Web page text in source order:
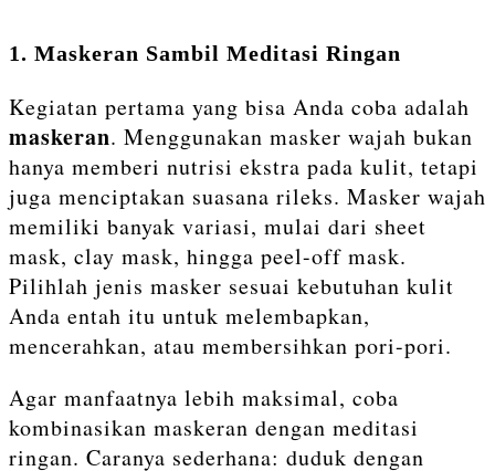
1. Maskeran Sambil Meditasi Ringan
Kegiatan pertama yang bisa Anda coba adalah
maskeran. Menggunakan masker wajah bukan
hanya memberi nutrisi ekstra pada kulit, tetapi
juga menciptakan suasana rileks. Masker wajah
memiliki banyak variasi, mulai dari sheet
mask, clay mask, hingga peel-off mask.
Pilihlah jenis masker sesuai kebutuhan kulit
Anda entah itu untuk melembapkan,
mencerahkan, atau membersihkan pori-pori.
Agar manfaatnya lebih maksimal, coba
kombinasikan maskeran dengan meditasi
ringan. Caranya sederhana: duduk dengan